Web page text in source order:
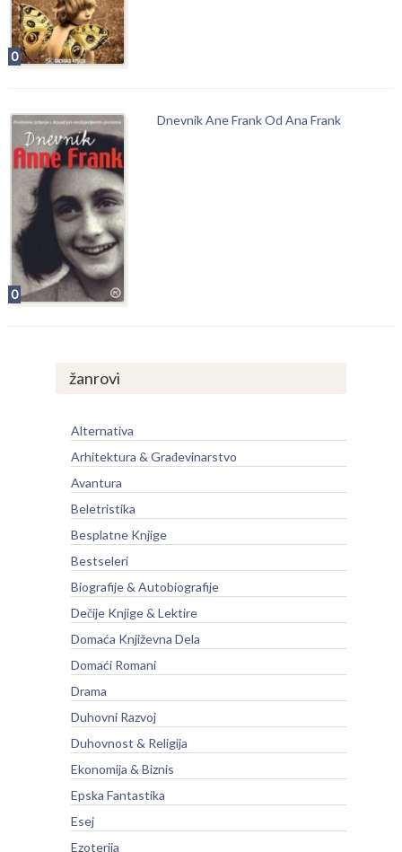
0
0
Dnevnik Ane Frank Od Ana Frank
žanrovi
Alternativa
Arhitektura & Građevinarstvo
Avantura
Beletristika
Besplatne Knjige
Bestseleri
Biografije & Autobiografije
Dečije Knjige & Lektire
Domaća Književna Dela
Domaći Romani
Drama
Duhovni Razvoj
Duhovnost & Religija
Ekonomija & Biznis
Epska Fantastika
Esej
Ezoterija